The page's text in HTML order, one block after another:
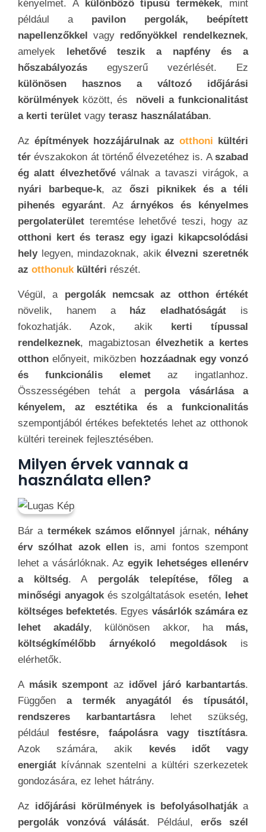
kényelmet. A különböző típusú termékek, mint
például apavilon pergolák, beépített
napellenzőkkel vagy redőnyökkel rendelkeznek,
amelyek lehetővé teszik a napfény és a
hőszabályozás egyszerű vezérlését. Ez
különösen hasznos a változó időjárási
körülményekközött, és
növeli a funkcionalitást
a kerti terület vagy terasz használatában.
Az építmények hozzájárulnak az otthoni kültéri
tér évszakokon át történő élvezetéhez is. A szabad
ég alatt élvezhetővéválnak a tavaszi virágok, a
nyári barbeque-k, azőszi piknikek és a téli
pihenés egyaránt. Az árnyékos és kényelmes
pergolaterület teremtése lehetővé teszi, hogy az
otthoni kert és terasz egy igazi kikapcsolódási
hely legyen, mindazoknak, akikélvezni szeretnék
az otthonuk kültéri részét.
Végül, apergolák nemcsak az otthon értékét
növelik, hanem a ház eladhatóságát is
fokozhatják. Azok, akik kerti típussal
rendelkeznek, magabiztosan élvezhetik a kertes
otthon előnyeit, miközben hozzáadnak egy vonzó
és funkcionális elemet az ingatlanhoz.
Összességében tehát apergola vásárlása a
kényelem, az esztétika és a funkcionalitás
szempontjából értékes befektetés lehet az otthonok
kültéri tereinek fejlesztésében.
Milyen érvek vannak a
használata ellen?
Bár atermékek számos előnnyel járnak, néhány
érv szólhat azok ellen is, ami fontos szempont
lehet a vásárlóknak. Az egyik lehetséges ellenérv
a költség. A pergolák telepítése, főleg a
minőségi anyagokés szolgáltatások esetén, lehet
költséges befektetés. Egyes vásárlók számára ez
lehet akadály, különösen akkor, ha más,
költségkímélőbb árnyékoló megoldásokis
elérhetők.
A másik szempont az idővel járó karbantartás.
Függően a termék anyagától és típusától,
rendszeres karbantartásralehet szükség,
például festésre, faápolásra vagy tisztításra.
Azok számára, akik kevés időt vagy
energiát kívánnak szentelni a kültéri szerkezetek
gondozására, ez lehet hátrány.
Az időjárási körülmények is befolyásolhatják a
pergolák vonzóvá válását. Például, erős szél